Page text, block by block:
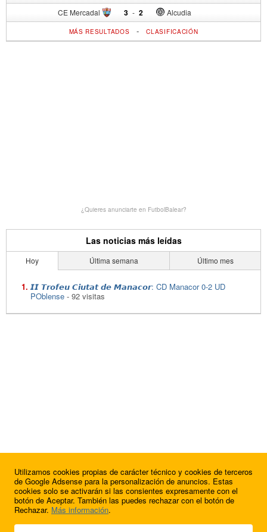
CE Mercadal 3 - Alcudia
2
MÁS RESULTADOS -CLASIFICACIÓN
¿Quieres anunciarte en FutbolBalear?
Las noticias más leídas
Hoy Última semana Último mes
𝙄𝙄 𝙏𝙧𝙤𝙛𝙚𝙪 𝘾𝙞𝙪𝙩𝙖𝙩 𝙙𝙚 𝙈𝙖𝙣𝙖𝙘𝙤𝙧: CD Manacor 0-2 UD
POblense - 92 visitas
© 2009 - 2026 Soluciones Corporativas IP, SL.
Utilizamos cookies propias de carácter técnico y cookies de terceros
de Google Adsense para la personalización de anuncios. Estas
cookies solo se activarán si las consientes expresamente con el
botón de Aceptar. También las puedes rechazar con el botón de
Rechazar. Más información.